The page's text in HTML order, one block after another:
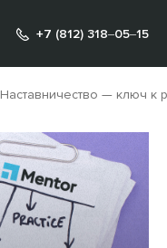
+7 (812) 318‒05‒15
Наставничество — ключ к